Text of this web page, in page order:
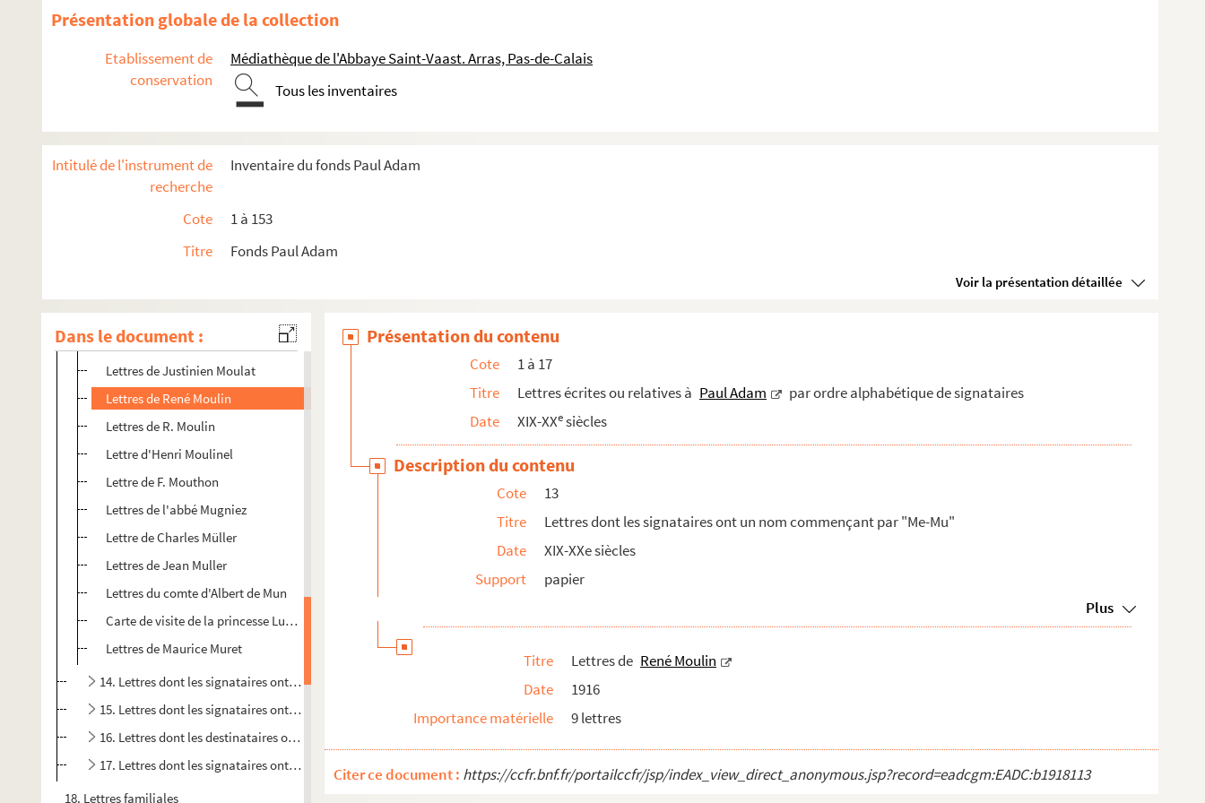
Présentation globale de la collection
Etablissement de
conservation
Médiathèque de l'Abbaye Saint-Vaast. Arras, Pas-de-Calais
Tous les inventaires
Intitulé de l'instrument de
recherche
Inventaire du fonds Paul Adam
Cote
1 à 153
Titre
Fonds Paul Adam
Voir la présentation détaillée
Dans le document :
Lettres d'Alb. Montgomery
Lettre de Montmorency
Lettres de Jean Morgan
Lettres de Charles Morice
Lettres de Jacques Morland
Lettre de Pierre Mot
Lettres de Charles Motteau
Lettres de Justinien Moulat
Lettres de René Moulin
Lettres de R. Moulin
Lettre d'Henri Moulinel
Lettre de F. Mouthon
Lettres de l'abbé Mugniez
Lettre de Charles Müller
Lettres de Jean Muller
Lettres du comte d'Albert de Mun
Carte de visite de la princesse Lucien Murat
Lettres de Maurice Muret
14. Lettres dont les signataires ont un nom commençant par "N" à "Q"
15. Lettres dont les signataires ont un noms commençant par la lettre "R"
16. Lettres dont les destinataires ont un nom commençant par "S" ou "T"
17. Lettres dont les signataires ont un nom commençant par "U" à "Y"
18. Lettres familiales
Présentation du contenu
Cote
1 à 17
Titre
Lettres écrites ou relatives à Paul Adam
par ordre alphabétique de signataires
Date
XIX-XXesiècles
Description du contenu
Cote
13
Titre
Lettres dont les signataires ont un nom commençant par "Me-Mu"
Date
XIX-XXe siècles
Support
papier
Plus
Titre Lettres de René Moulin
Date
1916
Importance matérielle
9 lettres
Citer ce document : https://ccfr.bnf.fr/portailccfr/jsp/index_view_direct_anonymous.jsp?record=eadcgm:EADC:b1918113